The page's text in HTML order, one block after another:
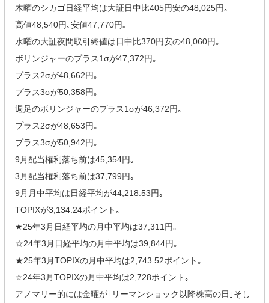
木曜のシカゴ日経平均は大証日中比405円安の48,025円｡
高値48,540円､安値47,770円｡
水曜の大証夜間取引終値は日中比370円安の48,060円｡
ボリンジャーのプラス1σが47,372円｡
プラス2σが48,662円｡
プラス3σが50,358円｡
週足のボリンジャーのプラス1σが46,372円｡
プラス2σが48,653円｡
プラス3σが50,942円｡
9月配当権利落ち前は45,354円｡
3月配当権利落ち前は37,799円｡
9月月中平均は日経平均が44,218.53円｡
TOPIXが3,134.24ポイント｡
★25年3月日経平均の月中平均は37,311円｡
☆24年3月日経平均の月中平均は39,844円｡
★25年3月TOPIXの月中平均は2,743.52ポイント｡
☆24年3月TOPIXの月中平均は2,728ポイント｡
アノマリー的には金曜が｢リーマンショック以降株高の日｣そし